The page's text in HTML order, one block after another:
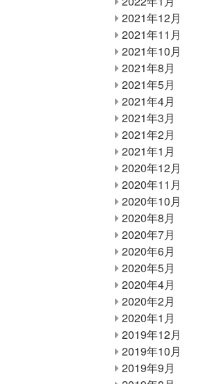
2021年12月
2021年11月
2021年10月
2021年8月
2021年5月
2021年4月
2021年3月
2021年2月
2021年1月
2020年12月
2020年11月
2020年10月
2020年8月
2020年7月
2020年6月
2020年5月
2020年4月
2020年2月
2020年1月
2019年12月
2019年10月
2019年9月